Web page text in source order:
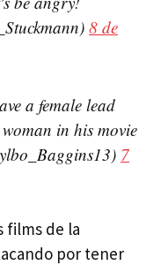
8 de
a female lead
in his movie
7
films de la
por tener